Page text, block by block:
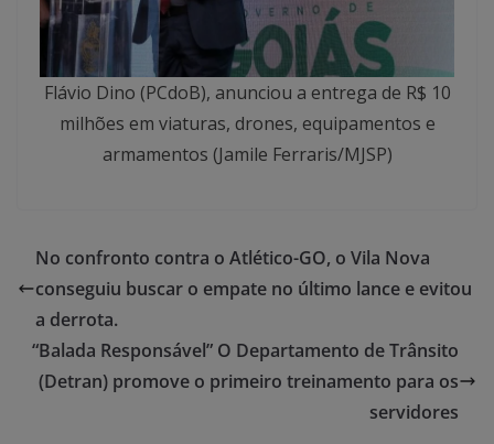
Flávio Dino (PCdoB), anunciou a entrega de R$ 10
milhões em viaturas, drones, equipamentos e
armamentos (Jamile Ferraris/MJSP)
No confronto contra o Atlético-GO, o Vila Nova
conseguiu buscar o empate no último lance e evitou
a derrota.
“Balada Responsável” O Departamento de Trânsito
(Detran) promove o primeiro treinamento para os
servidores